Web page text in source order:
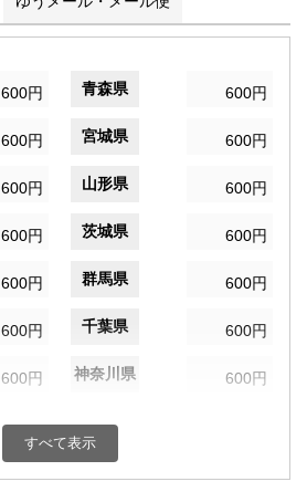
600円 青森県 600円
600円 宮城県 600円
600円 山形県 600円
600円 茨城県 600円
600円 群馬県 600円
600円 千葉県 600円
600円 神奈川県 600円
600円 富山県
すべて表示